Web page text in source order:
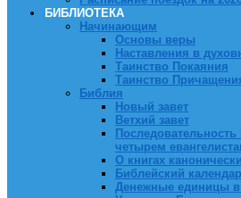
БИБЛИОТЕКА
Начинающим
Основы веры
Наставления в
Таинство Покаяния
Таинство
Библия
Новый завет
Ветхий завет
четырем
О книгах
Библейский
Денежные единицы